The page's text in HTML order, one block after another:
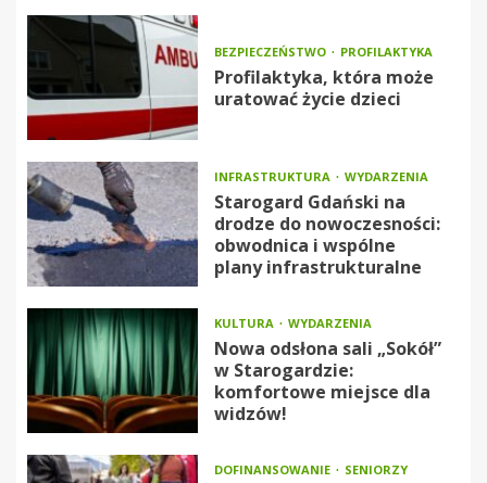
BEZPIECZEŃSTWO PROFILAKTYKA
Profilaktyka, która może
uratować życie dzieci
INFRASTRUKTURA WYDARZENIA
Starogard Gdański na
drodze do nowoczesności:
obwodnica i wspólne
plany infrastrukturalne
KULTURA WYDARZENIA
Nowa odsłona sali „Sokół”
w Starogardzie:
komfortowe miejsce dla
widzów!
DOFINANSOWANIE SENIORZY